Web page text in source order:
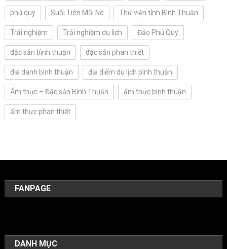
phú quý Suối Tiên Mũi Né Thư viện tỉnh Bình Thuận
Trải nghiệm Trải nghiệm du lich Đảo Phú Quý
đặc sản bình thuận đặc sản phan thiết
địa danh bình thuận địa điểm du lịch bình thuận
Ẩm thực – Đặc sản Bình Thuận ẩm thực bình thuận
ẩm thực phan thiết
FANPAGE
DANH MỤC